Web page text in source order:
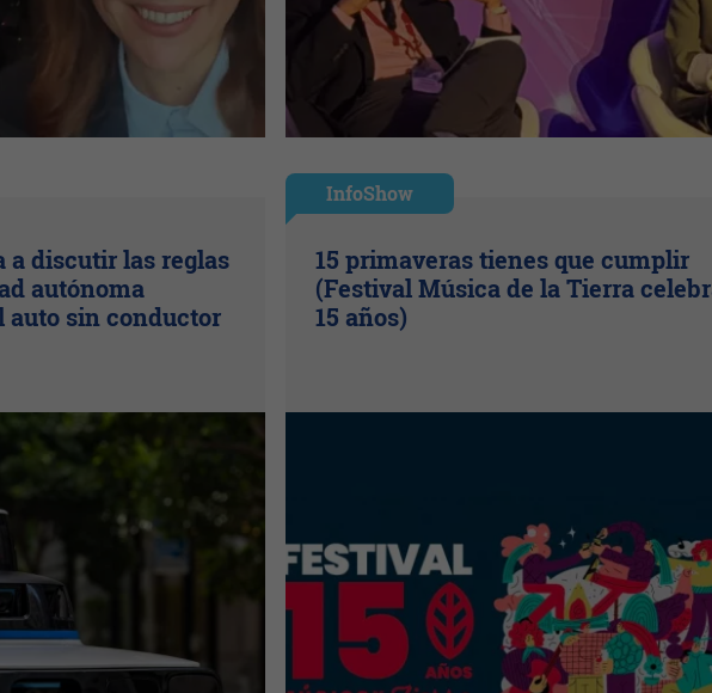
a discutir las reglas
autónoma
auto sin conductor
InfoShow
15 primaveras tienes que cumplir
(Festival Música de la Tierra
15 años)